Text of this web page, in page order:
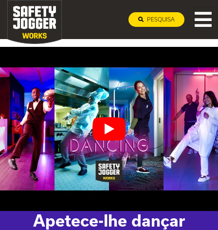
PESQUISA
Apetece-lhe dançar